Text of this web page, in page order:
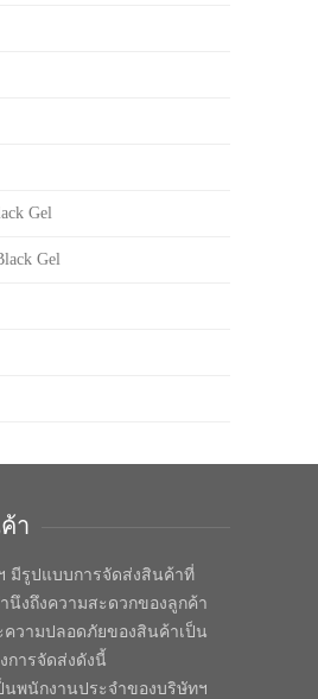
Gel
Gel
า
มีรูปแบบการจัดส่งสินค้าที่
นึงถึงความสะดวกของลูกค้า
ความปลอดภัยของสินค้าเป็น
การจัดส่งดังนี้
นพนักงานประจำของบริษัทฯ